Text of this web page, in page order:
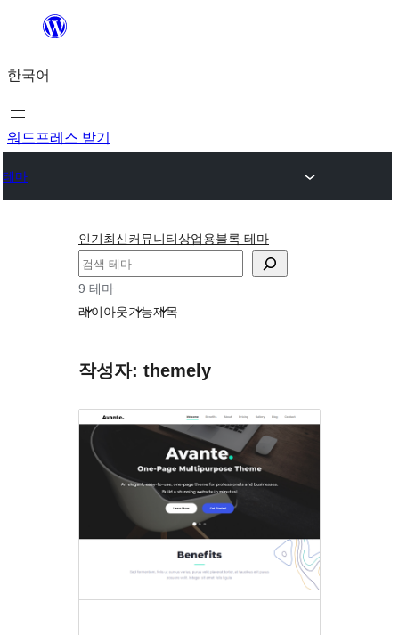
츠
로
바
가
한국어
워드프레스 받기
테마
인기최신커뮤니티상업용블록 테마
검
색
9 테마
레이아웃기능제목
작성자: themely